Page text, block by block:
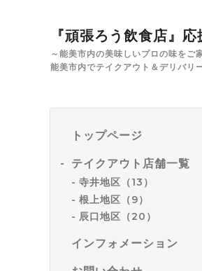
『頑張ろう飲食店』
～能美市内の美味しいプロの味をご
能美市内でテイクアウト＆デリバリ
トップページ
テイクアウト店舗一覧
寺井地区（13）
根上地区（9）
辰口地区（20）
インフォメーション